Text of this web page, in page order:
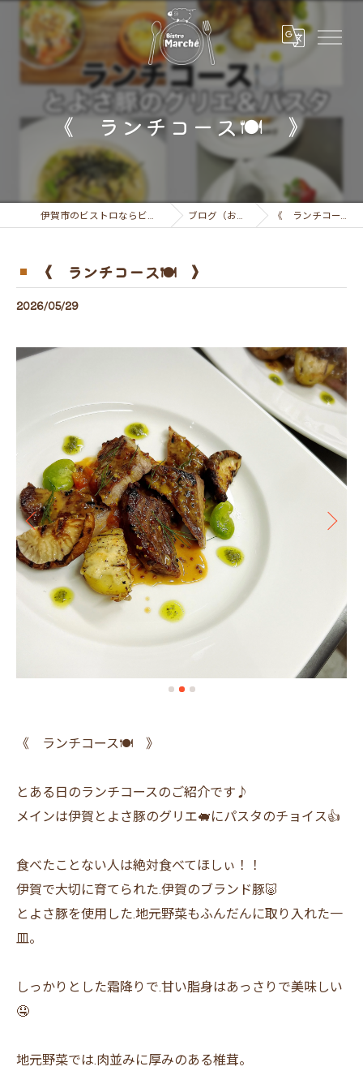
《 ランチコース🍽️ 》
伊賀市のビストロならビストロ マルシェ ブログ（お知らせ） 《 ランチコース🍽️ 》
《 ランチコース🍽️ 》
2026/05/29
《 ランチコース🍽️ 》
とある日のランチコースのご紹介です♪
メインは伊賀とよさ豚のグリエ🐖にパスタのチョイス👍
食べたことない人は絶対食べてほしぃ！！
伊賀で大切に育てられた.伊賀のブランド豚🐷
とよさ豚を使用した.地元野菜もふんだんに取り入れた一
皿。
しっかりとした霜降りで.甘い脂身はあっさりで美味しい
🤤
地元野菜では.肉並みに厚みのある椎茸。